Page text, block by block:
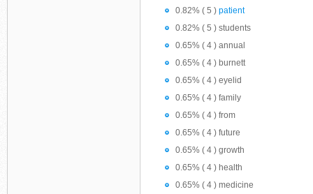
0.82% ( 5 ) patient
0.82% ( 5 ) students
0.65% ( 4 ) annual
0.65% ( 4 ) burnett
0.65% ( 4 ) eyelid
0.65% ( 4 ) family
0.65% ( 4 ) from
0.65% ( 4 ) future
0.65% ( 4 ) growth
0.65% ( 4 ) health
0.65% ( 4 ) medicine